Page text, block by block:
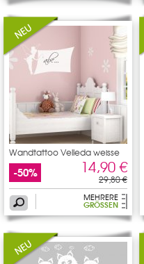
Wandtattoo Velleda weisse
-50% 14,90 €
29,80 €
MEHRERE
GRÖSSEN